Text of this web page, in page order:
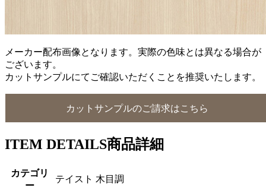
メーカー配布画像となります。実際の色味とは異なる場合が
ございます。
カットサンプルにてご確認いただくことを推奨いたします。
カットサンプルのご請求はこちら
ITEM DETAILS商品詳細
カテゴリ
テイスト 木目調